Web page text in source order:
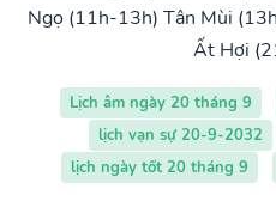
Ngọ (11h-13h) Tân Mùi
Ất Hợi
Lịch âm ngày 20 tháng 9
lịch vạn sự 20-9-2032
lịch ngày tốt 20 tháng 9